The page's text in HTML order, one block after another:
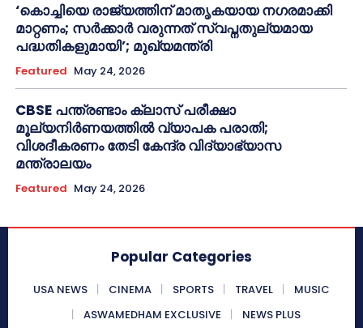
‘കൊച്ചിയെ രാജ്യത്തിന് മാതൃകയായ നഗരമാക്കി
മാറ്റണം; സർക്കാർ വരുന്നത് സ്വപ്നതുല്യമായ
പദ്ധതികളുമായി’; മുഖ്യമന്ത്രി
Featured May 24, 2026
CBSE പന്ത്രണ്ടാം ക്ലാസ് പരീക്ഷാ
മൂല്യനിർണയത്തിൽ വ്യാപക പരാതി;
വിശദീകരണം തേടി കേന്ദ്ര വിദ്യാഭ്യാസ
മന്ത്രാലയം
Featured May 24, 2026
Popular Categories
USA NEWS CINEMA SPORTS TRAVEL
MUSIC
ASWAMEDHAM EXCLUSIVE
NEWS PLUS